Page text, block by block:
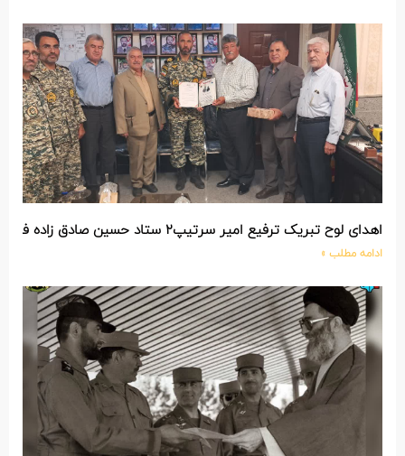
اهدای لوح تبریک ترفیع امیر سرتیپ۲ ستاد حسین صادق زاده فرمانده تیپ ۲۵ واکنش سریع شهید آبگون نزاجا مستقر در تبریز
ادامه مطلب »